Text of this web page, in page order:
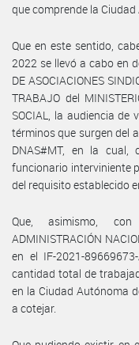
que comprende la
Que en este sentido,
2022 se llevó a cabo en
DE ASOCIACIONES
TRABAJO del
SOCIAL, la audiencia
términos que surgen del
DNAS#MT, en la cual,
funcionario interviniente
del requisito establecido
Que, asimismo,
ADMINISTRACIÓN
en el IF-2021-
cantidad total de
en la Ciudad Autónoma
a cotejar.